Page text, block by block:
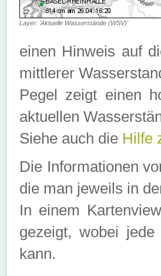
Layer: 'Aktuelle Wasserstände (WSV)'
einen Hinweis auf
mittlerer
Pegel zeigt einen
aktuellen
Siehe auch die Hilfe
Die Informationen
die man jeweils in
In einem
gezeigt, wobei
kann.